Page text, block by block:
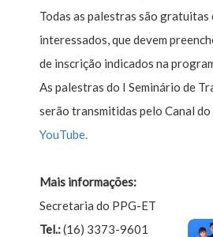
Todas as palestras são gratuitas
interessados, que devem
de inscrição indicados na
As palestras do I Seminário de
serão transmitidas pelo Canal do
YouTube.
Mais informações:
Secretaria do PPG-ET
Tel.:(16) 3373-9601